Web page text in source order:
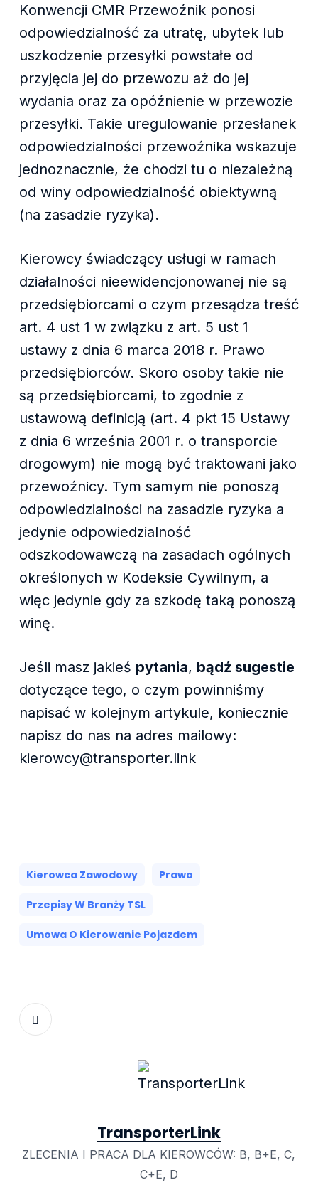
Konwencji CMR Przewoźnik ponosi
odpowiedzialność za utratę, ubytek lub
uszkodzenie przesyłki powstałe od
przyjęcia jej do przewozu aż do jej
wydania oraz za opóźnienie w przewozie
przesyłki. Takie uregulowanie przesłanek
odpowiedzialności przewoźnika wskazuje
jednoznacznie, że chodzi tu o niezależną
od winy odpowiedzialność obiektywną
(na zasadzie ryzyka).
Kierowcy świadczący usługi w ramach
działalności nieewidencjonowanej nie są
przedsiębiorcami o czym przesądza treść
art. 4 ust 1 w związku z art. 5 ust 1
ustawy z dnia 6 marca 2018 r. Prawo
przedsiębiorców. Skoro osoby takie nie
są przedsiębiorcami, to zgodnie z
ustawową definicją (art. 4 pkt 15 Ustawy
z dnia 6 września 2001 r. o transporcie
drogowym) nie mogą być traktowani jako
przewoźnicy. Tym samym nie ponoszą
odpowiedzialności na zasadzie ryzyka a
jedynie odpowiedzialność
odszkodowawczą na zasadach ogólnych
określonych w Kodeksie Cywilnym, a
więc jedynie gdy za szkodę taką ponoszą
winę.
Jeśli masz jakieś pytania, bądź sugestie
dotyczące tego, o czym powinniśmy
napisać w kolejnym artykule, koniecznie
napisz do nas na adres mailowy:
kierowcy@transporter.link
Kierowca Zawodowy Prawo
Przepisy W Branży TSL
Umowa O Kierowanie Pojazdem
TransporterLink
ZLECENIA I PRACA DLA KIEROWCÓW: B, B+E, C,
C+E, D